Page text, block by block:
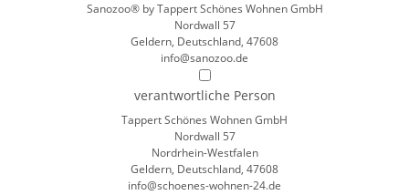
Sanozoo® by Tappert Schönes Wohnen GmbH
Nordwall 57
Geldern, Deutschland, 47608
info@sanozoo.de
verantwortliche Person
Tappert Schönes Wohnen GmbH
Nordwall 57
Nordrhein-Westfalen
Geldern, Deutschland, 47608
info@schoenes-wohnen-24.de